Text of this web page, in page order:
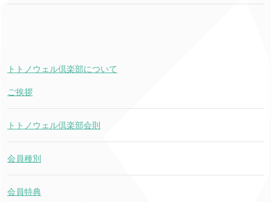
トトノウェル倶楽部について
ご挨拶
トトノウェル倶楽部会則
会員種別
会員特典